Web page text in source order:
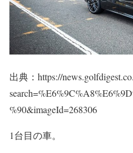
出典：https://
%90&imageId=268306
1台目の車。